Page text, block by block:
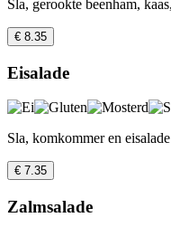
Sla, gerookte beenham,
€ 8.35
Eisalade
Sla, komkommer en eisalade
€ 7.35
Zalmsalade